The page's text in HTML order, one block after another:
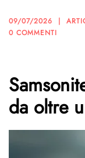
09/07/2026
0 COMMENTI
da oltre